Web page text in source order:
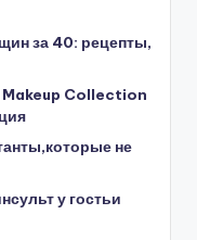
за 40: рецепты,
Makeup Collection
не
у гостьи